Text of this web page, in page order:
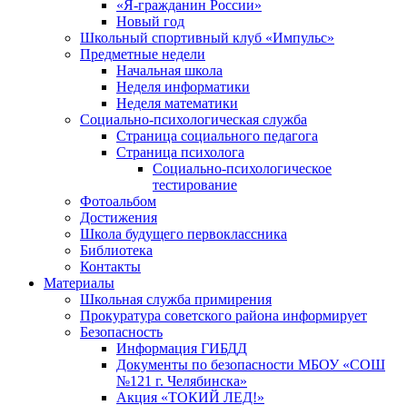
«Я-гражданин России»
Новый год
Школьный спортивный клуб «Импульс»
Предметные недели
Начальная школа
Неделя информатики
Неделя математики
Социально-психологическая служба
Страница социального педагога
Страница психолога
Социально-психологическое
тестирование
Фотоальбом
Достижения
Школа будущего первоклассника
Библиотека
Контакты
Материалы
Школьная служба примирения
Прокуратура советского района информирует
Безопасность
Информация ГИБДД
Документы по безопасности МБОУ «СОШ
№121 г. Челябинска»
Акция «ТОКИЙ ЛЕД!»